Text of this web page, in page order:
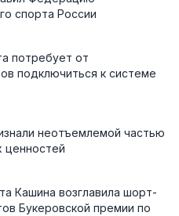
спорта России
потребует от
подключиться к системе
неотъемлемой частью
ценностей
Кашина возглавила шорт-
Букеровской премии по